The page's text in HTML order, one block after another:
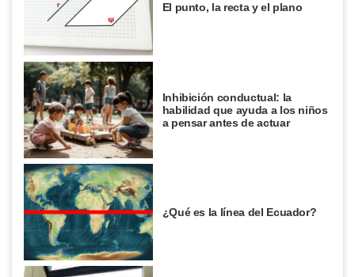
El punto, la recta y el plano
Inhibición conductual: la
habilidad que ayuda a los niños
a pensar antes de actuar
¿Qué es la línea del Ecuador?